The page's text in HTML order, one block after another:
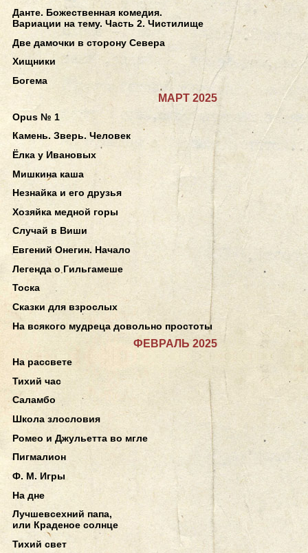
Данте. Божественная комедия.
Вариации на тему. Часть 2. Чистилище
Две дамочки в сторону Севера
Хищники
Богема
МАРТ 2025
Opus № 1
Камень. Зверь. Человек
Ёлка у Ивановых
Мишкина каша
Незнайка и его друзья
Хозяйка медной горы
Случай в Виши
Евгений Онегин. Начало
Легенда о Гильгамеше
Тоска
Сказки для взрослых
На всякого мудреца довольно простоты
ФЕВРАЛЬ 2025
На рассвете
Тихий час
Саламбо
Школа злословия
Ромео и Джульетта во мгле
Пигмалион
Ф. М. Игры
На дне
Лучшевсехний папа,
или Краденое солнце
Тихий свет